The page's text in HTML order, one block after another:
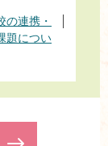
の連携・
題につい